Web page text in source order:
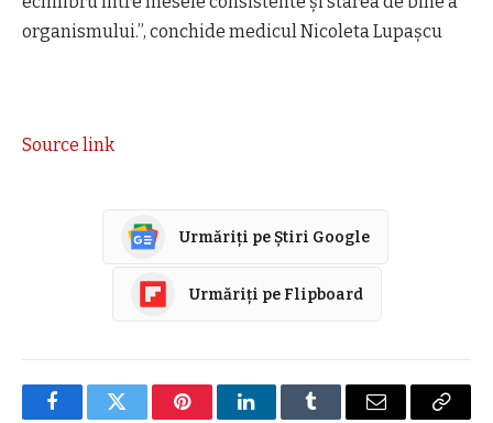
organismului.”, conchide medicul Nicoleta Lupașcu
Source link
Urmăriți pe Știri Google
Urmăriți pe Flipboard
FacebookTwitter PinterestLinkedInTumblr E-